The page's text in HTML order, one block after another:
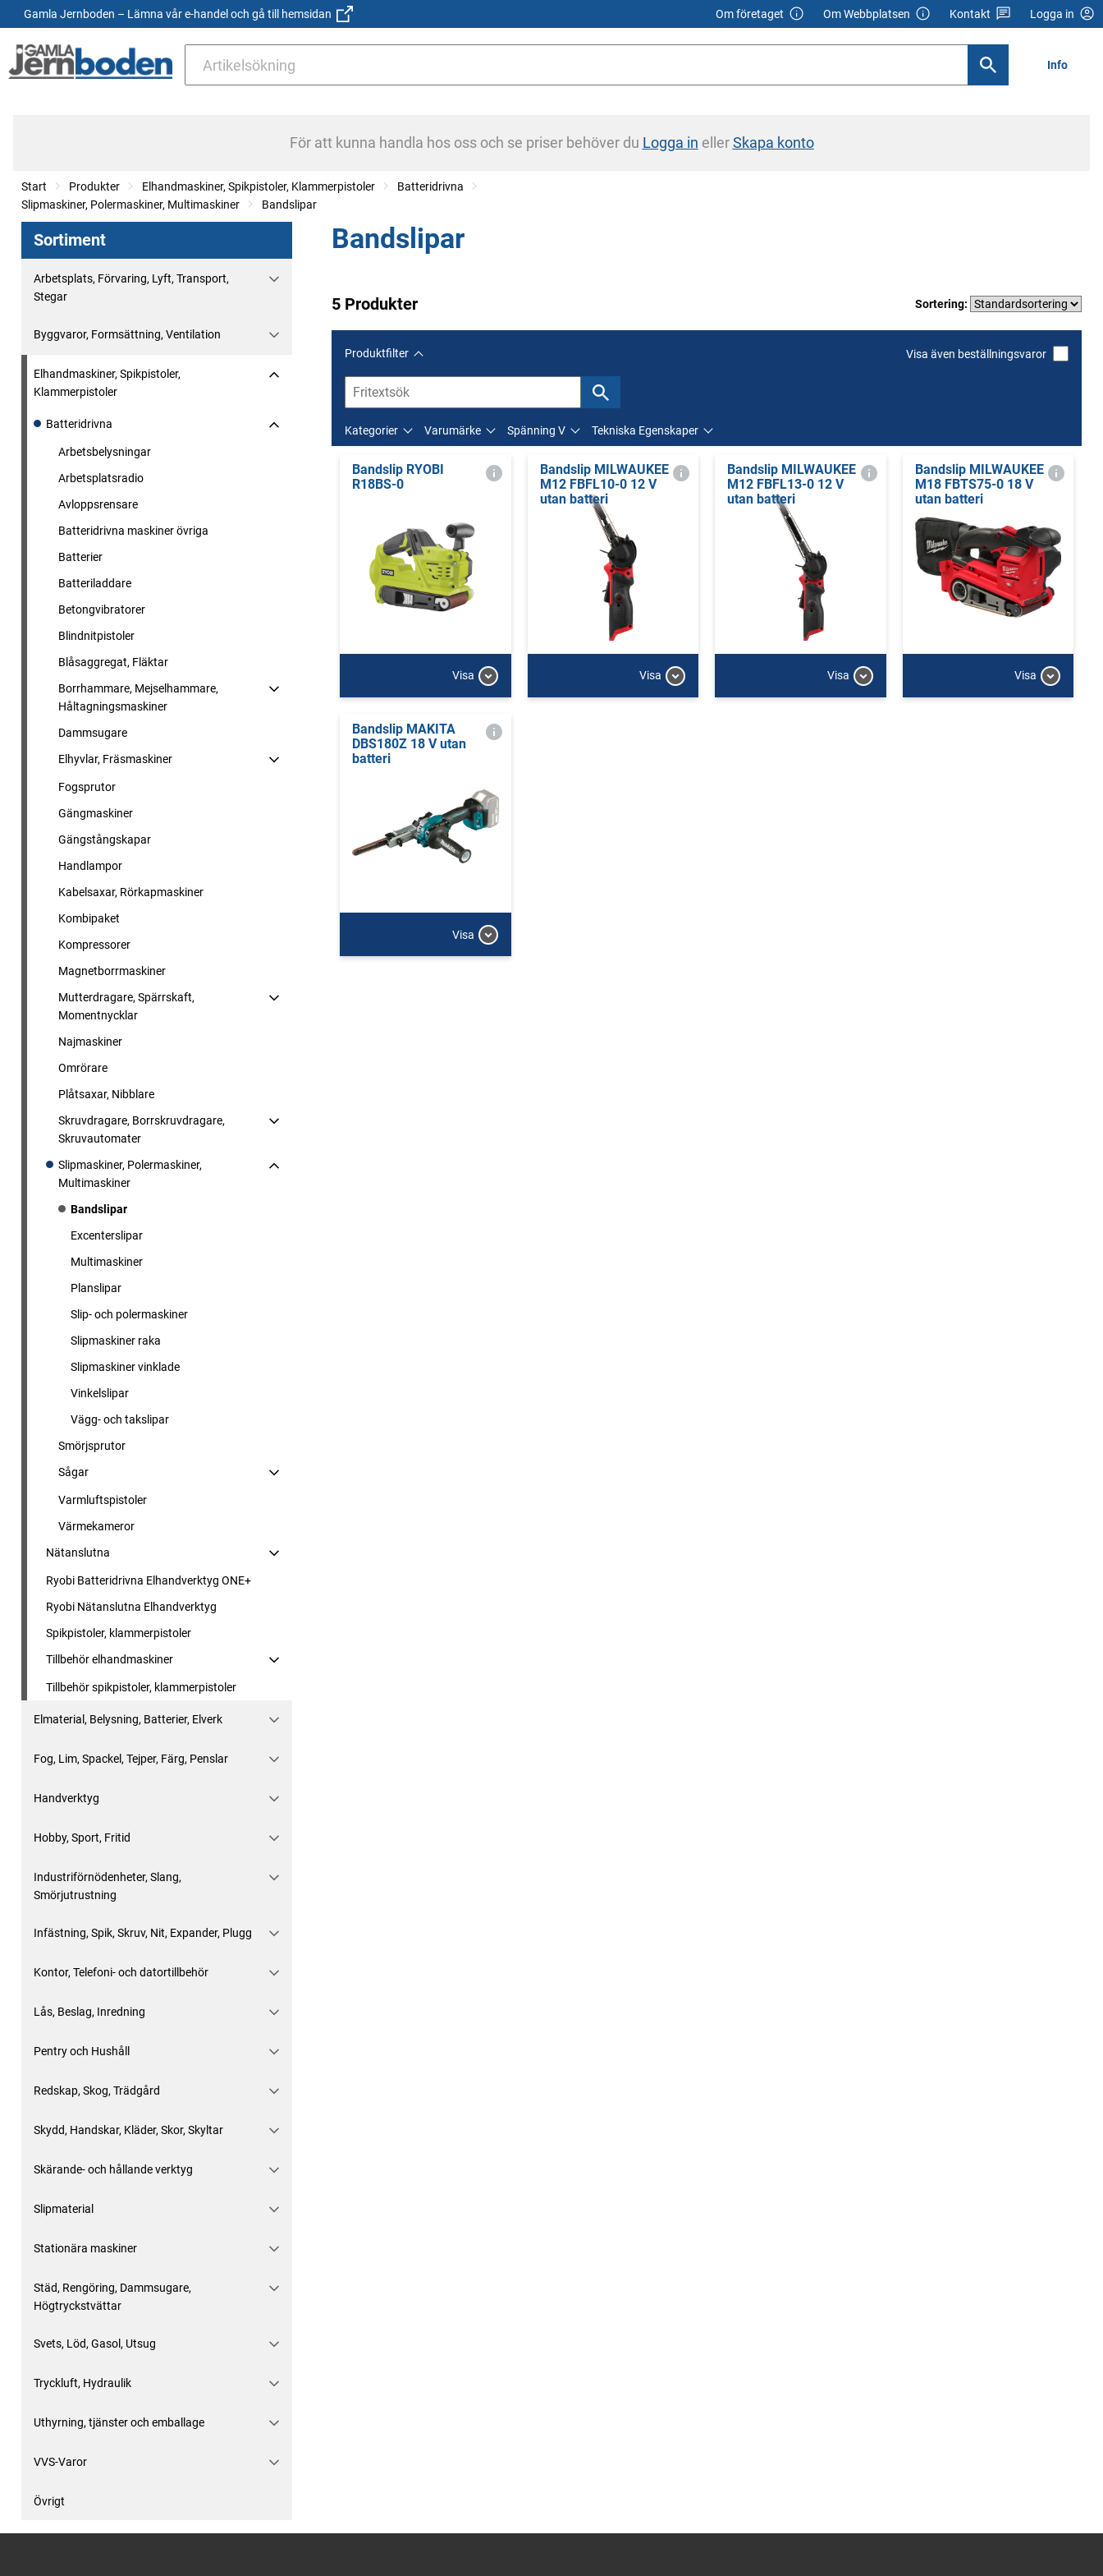
Gamla Jernboden – Lämna vår e-handel och gå till hemsidan Om företaget Om Webbplatsen Kontakt Logga in
Info
För att kunna handla hos oss och se priser behöver du Logga in ellerSkapa konto
Start Produkter Elhandmaskiner, Spikpistoler, Klammerpistoler
Batteridrivna
Slipmaskiner, Polermaskiner, Multimaskiner
Bandslipar
Sortiment
Arbetsplats, Förvaring, Lyft, Transport,
Stegar
Byggvaror, Formsättning, Ventilation
Elhandmaskiner, Spikpistoler,
Klammerpistoler
Batteridrivna
Arbetsbelysningar
Arbetsplatsradio
Avloppsrensare
Batteridrivna maskiner övriga
Batterier
Batteriladdare
Betongvibratorer
Blindnitpistoler
Blåsaggregat, Fläktar
Borrhammare, Mejselhammare,
Håltagningsmaskiner
Dammsugare
Elhyvlar, Fräsmaskiner
Fogsprutor
Gängmaskiner
Gängstångskapar
Handlampor
Kabelsaxar, Rörkapmaskiner
Kombipaket
Kompressorer
Magnetborrmaskiner
Mutterdragare, Spärrskaft,
Momentnycklar
Najmaskiner
Omrörare
Plåtsaxar, Nibblare
Skruvdragare, Borrskruvdragare,
Skruvautomater
Slipmaskiner, Polermaskiner,
Multimaskiner
Bandslipar
Excenterslipar
Multimaskiner
Planslipar
Slip- och polermaskiner
Slipmaskiner raka
Slipmaskiner vinklade
Vinkelslipar
Vägg- och takslipar
Smörjsprutor
Sågar
Varmluftspistoler
Värmekameror
Nätanslutna
Ryobi Batteridrivna Elhandverktyg ONE+
Ryobi Nätanslutna Elhandverktyg
Spikpistoler, klammerpistoler
Tillbehör elhandmaskiner
Tillbehör spikpistoler, klammerpistoler
Elmaterial, Belysning, Batterier, Elverk
Fog, Lim, Spackel, Tejper, Färg, Penslar
Handverktyg
Hobby, Sport, Fritid
Industriförnödenheter, Slang,
Smörjutrustning
Infästning, Spik, Skruv, Nit, Expander, Plugg
Kontor, Telefoni- och datortillbehör
Lås, Beslag, Inredning
Pentry och Hushåll
Redskap, Skog, Trädgård
Skydd, Handskar, Kläder, Skor, Skyltar
Skärande- och hållande verktyg
Slipmaterial
Stationära maskiner
Städ, Rengöring, Dammsugare,
Högtryckstvättar
Svets, Löd, Gasol, Utsug
Tryckluft, Hydraulik
Uthyrning, tjänster och emballage
VVS-Varor
Övrigt
Bandslipar
5 Produkter Sortering:
Produktfilter Visa även beställningsvaror
Kategorier Varumärke Spänning V Tekniska Egenskaper
Bandslip RYOBI
R18BS-0
Visa
Bandslip MILWAUKEE
M12 FBFL10-0 12 V
utan batteri
Visa
Bandslip MILWAUKEE
M12 FBFL13-0 12 V
utan batteri
Visa
Bandslip MILWAUKEE
M18 FBTS75-0 18 V
utan batteri
Visa
Bandslip MAKITA
DBS180Z 18 V utan
batteri
Visa